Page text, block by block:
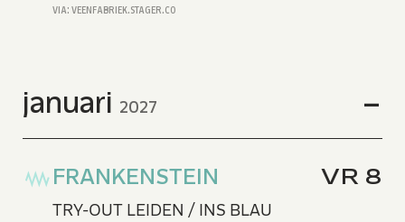
januari 2027
VR 8
FRANKENSTEIN
TRY-OUT LEIDEN / INS BLAU